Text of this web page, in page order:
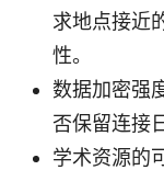
求地点接近
性。
数据加密强
否保留连接
学术资源的